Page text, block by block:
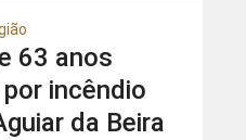
63 anos
incêndio
da Beira